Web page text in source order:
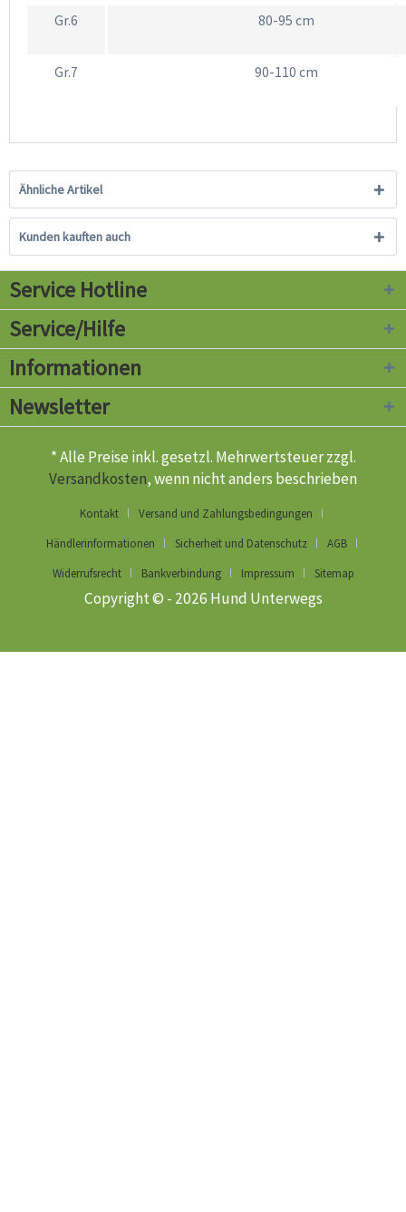
Gr.6 80-95 cm
Gr.7 90-110 cm
Ähnliche Artikel
Kunden kauften auch
Service Hotline
Service/Hilfe
Informationen
Newsletter
* Alle Preise inkl. gesetzl. Mehrwertsteuer zzgl.
Versandkosten, wenn nicht anders beschrieben
Kontakt
Versand und Zahlungsbedingungen
Händlerinformationen
Sicherheit und Datenschutz
AGB
Widerrufsrecht
Bankverbindung Impressum Sitemap
Copyright © - 2026 Hund Unterwegs